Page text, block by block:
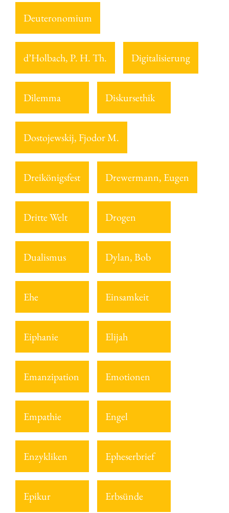
Deuteronomium
d’Holbach, P. H. Th. Digitalisierung
Dilemma Diskursethik
Dostojewskij, Fjodor M.
Dreikönigsfest Drewermann, Eugen
Dritte Welt Drogen
Dualismus Dylan, Bob
Ehe Einsamkeit
Eiphanie Elijah
Emanzipation Emotionen
Empathie Engel
Enzykliken Epheserbrief
Epikur Erbsünde